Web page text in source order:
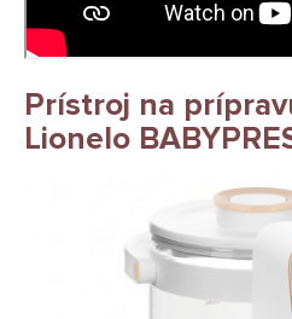
Prístroj na
Lionelo